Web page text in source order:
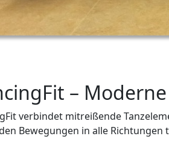
–
verbindet mitreißende
Bewegungen in alle